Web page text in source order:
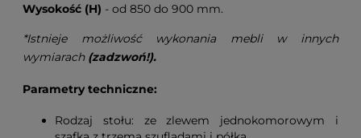
Wysokość (H) - od 850 do 900 mm.
*Istnieje możliwość wykonania mebli w innych
wymiarach (zadzwoń!).
Parametry techniczne:
Rodzaj stołu: ze zlewem jednokomorowym i